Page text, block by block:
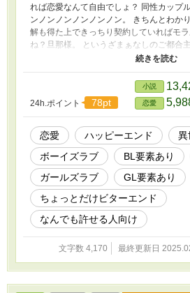
れば恋愛なんて自由でしょ？ 同性カップ
ンノンノンノンノンノン。 きちんとわか
解も得た上できっちり契約していればモ
ね？旦那様。 というざまぁなしのご都合
でも、ちょっとだけビターなエンド。 人
ばご覧ください。 小説家になろう様でも
24h.ポイント 78pt
小説
恋愛
恋愛 ハッピーエンド
異
ボーイズラブ
BL要素あり
ガールズラブ
GL要素あり
ちょっとだけビターエンド
なんでも許せる人向け
文字数 4,170 最終更新日